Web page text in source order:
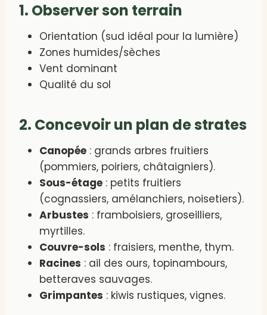
1. Observer son terrain
Orientation (sud idéal pour la lumière)
Zones humides/sèches
Vent dominant
Qualité du sol
2. Concevoir un plan de strates
Canopée : grands arbres fruitiers
(pommiers, poiriers, châtaigniers).
Sous-étage : petits fruitiers
(cognassiers, amélanchiers, noisetiers).
Arbustes : framboisiers, groseilliers,
myrtilles.
Couvre-sols : fraisiers, menthe, thym.
Racines : ail des ours, topinambours,
betteraves sauvages.
Grimpantes : kiwis rustiques, vignes.